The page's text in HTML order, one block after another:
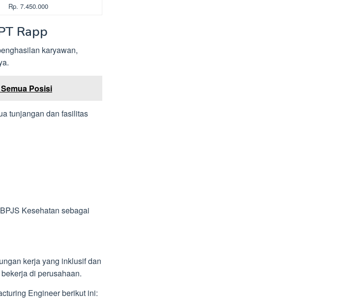
Rp. 7.450.000
Rapp
karyawan,
Posisi
tunjangan dan fasilitas
Kesehatan sebagai
kerja yang inklusif dan
di perusahaan.
Engineer berikut ini: